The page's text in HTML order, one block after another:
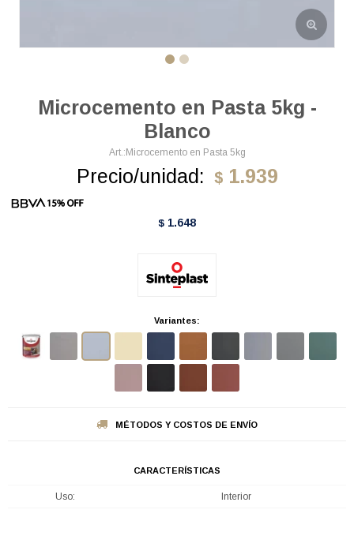
Microcemento en Pasta 5kg -
Blanco
Microcemento en Pasta 5kg
Precio/unidad: $ 1.939
$ 1.648
Variantes:
MÉTODOS Y COSTOS DE ENVÍO
CARACTERÍSTICAS
Uso Interior